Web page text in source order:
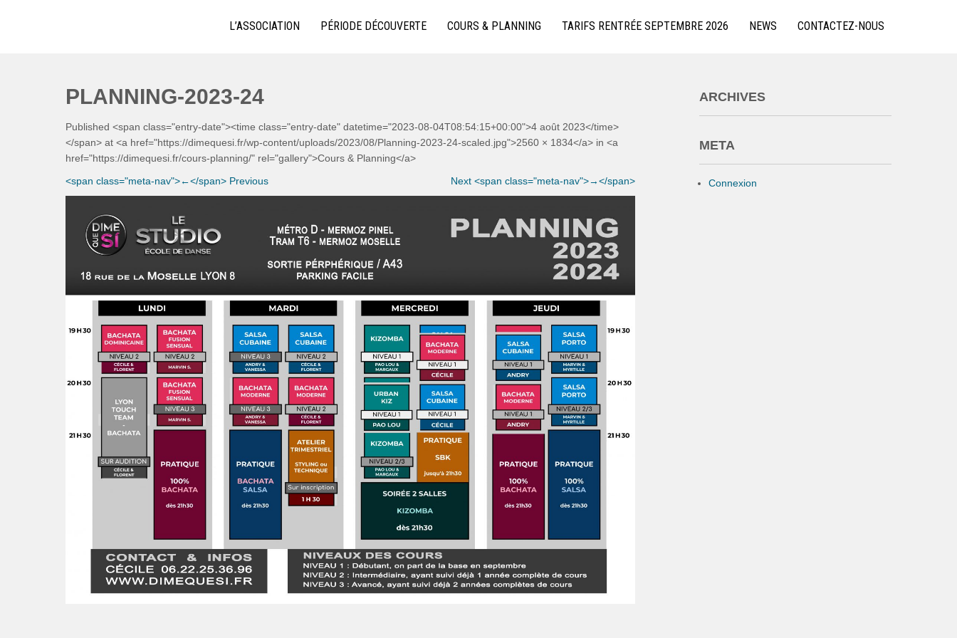
ECOLE DE BACHATA, SALSA, KIZOMBA À LYON
Bachata, Salsa, Kizomba ! La référence à LyonL’ASSOCIATION PÉRIODE DÉCOUVERTE COURS & PLANNING TARIFS RENTRÉE SEPTEMBRE 2026 NEWS CONTACTEZ-NOUS
PLANNING-2023-24
Published <span class="entry-date"><time class="entry-date" datetime="2023-08-04T08:54:15+00:00">4 août 2023</time>
</span> at <a href="https://dimequesi.fr/wp-content/uploads/2023/08/Planning-2023-24-scaled.jpg">2560 × 1834</a> in <a
href="https://dimequesi.fr/cours-planning/" rel="gallery">Cours & Planning</a>
<span class="meta-nav">←</span> Previous
Next <span class="meta-nav">→</span>
ARCHIVES
META
Connexion